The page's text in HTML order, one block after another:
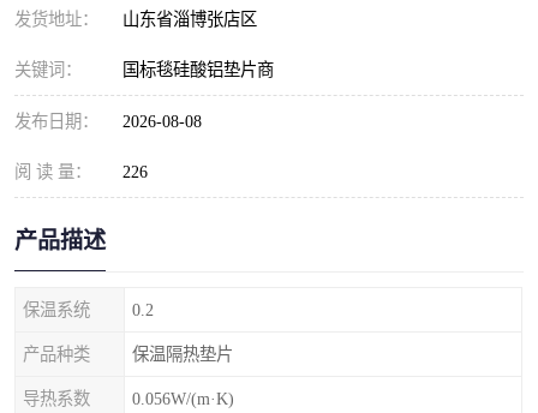
发货地址： 山东省淄博张店区
关键词： 国标毯硅酸铝垫片商
发布日期： 2026-08-08
阅 读 量： 226
产品描述
保温系统 0.2
产品种类 保温隔热垫片
导热系数 0.056W/(m·K)